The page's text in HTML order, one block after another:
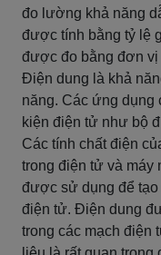
đo lường khả năng
được tính bằng tỷ lệ
được đo bằng đơn vị
Điện dung là khả
năng. Các ứng dụng
kiện điện tử như bộ
Các tính chất điện
trong điện tử và máy
được sử dụng để tạo
điện tử. Điện dung
trong các mạch điện